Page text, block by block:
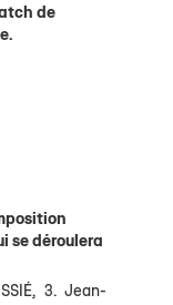
de
se déroulera
3. Jean-